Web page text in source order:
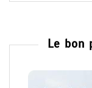
Le bon